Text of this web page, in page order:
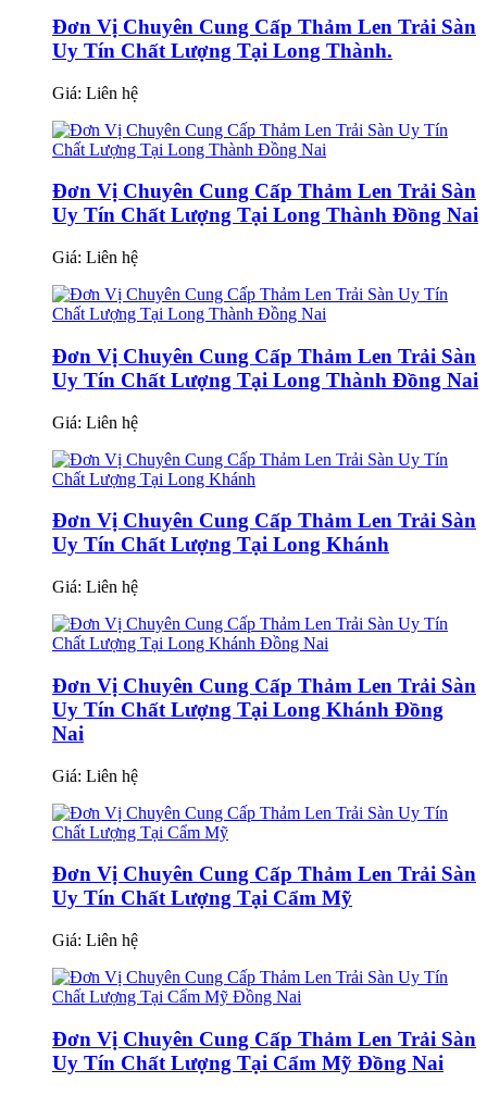
Đơn Vị Chuyên Cung Cấp Thảm Len Trải Sàn
Uy Tín Chất Lượng Tại Long Thành.
Giá: Liên hệ
Đơn Vị Chuyên Cung Cấp Thảm Len Trải Sàn
Uy Tín Chất Lượng Tại Long Thành Đồng Nai
Giá: Liên hệ
Đơn Vị Chuyên Cung Cấp Thảm Len Trải Sàn
Uy Tín Chất Lượng Tại Long Thành Đồng Nai
Giá: Liên hệ
Đơn Vị Chuyên Cung Cấp Thảm Len Trải Sàn
Uy Tín Chất Lượng Tại Long Khánh
Giá: Liên hệ
Đơn Vị Chuyên Cung Cấp Thảm Len Trải Sàn
Uy Tín Chất Lượng Tại Long Khánh Đồng
Nai
Giá: Liên hệ
Đơn Vị Chuyên Cung Cấp Thảm Len Trải Sàn
Uy Tín Chất Lượng Tại Cẩm Mỹ
Giá: Liên hệ
Đơn Vị Chuyên Cung Cấp Thảm Len Trải Sàn
Uy Tín Chất Lượng Tại Cẩm Mỹ Đồng Nai